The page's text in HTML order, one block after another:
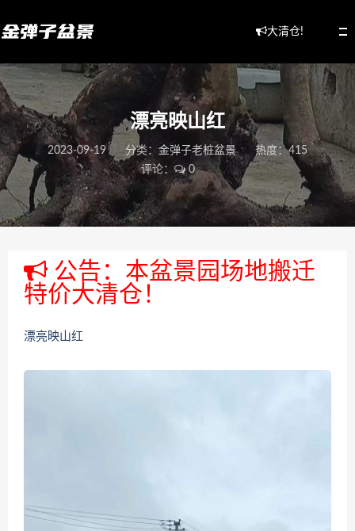
大清仓!
漂亮映山红
2023-09-19 分类： 金弹子老桩盆景
热度：415
评论：
0
公告：本盆景园场地搬迁
特价大清仓！
漂亮映山红